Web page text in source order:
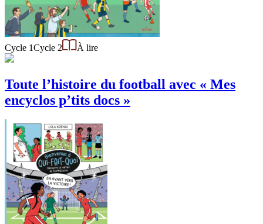
Cycle 1Cycle 2 À lire
Toute l’histoire du football avec « Mes
encyclos p’tits docs »